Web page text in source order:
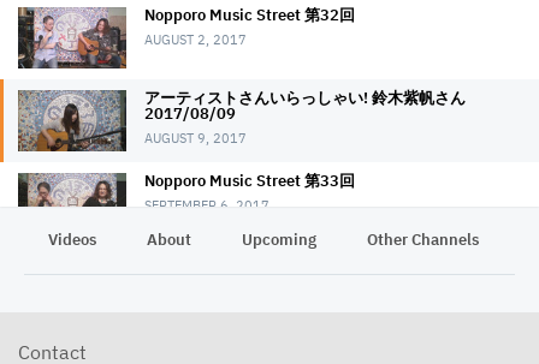
Nopporo Music Street 第32回
AUGUST 2, 2017
アーティストさんいらっしゃい! 鈴木紫帆さん
2017/08/09
AUGUST 9, 2017
Nopporo Music Street 第33回
SEPTEMBER 6, 2017
Videos About Upcoming Other Channels
Contact